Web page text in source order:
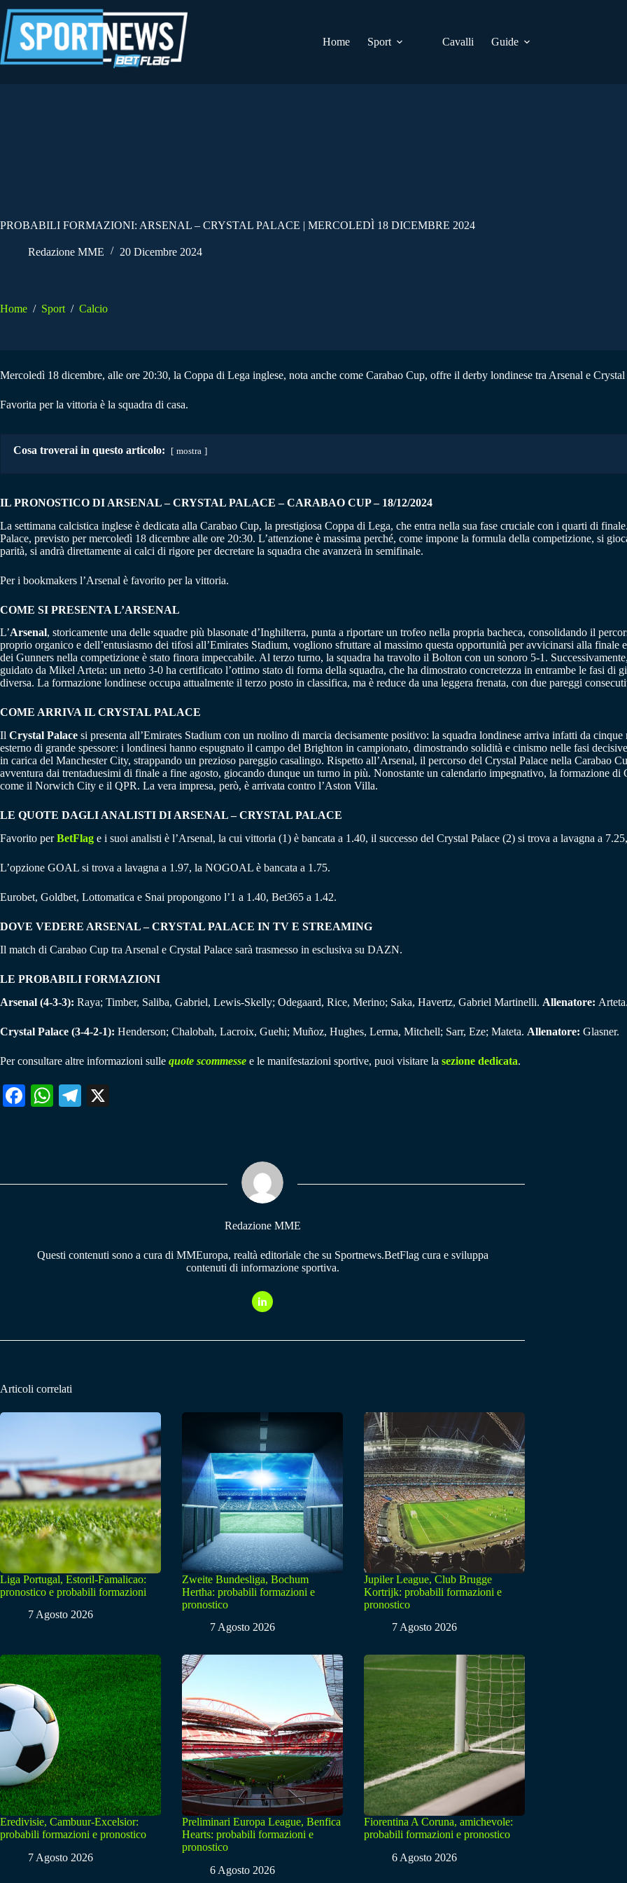
al
contenuto
Home
Sport Cavalli Guide
PROBABILI FORMAZIONI: ARSENAL – CRYSTAL PALACE | MERCOLEDÌ 18 DICEMBRE 2024
Redazione MME 20 Dicembre 2024
Home / Sport / Calcio
Mercoledì 18 dicembre, alle ore 20:30, la Coppa di Lega inglese, nota anche come Carabao Cup, offre il derby londinese tra Arsenal e
Favorita per la vittoria è la squadra di casa.
Cosa troverai in questo articolo: mostra
IL PRONOSTICO DI ARSENAL – CRYSTAL PALACE–CARABAO CUP – 18/12/2024
La settimana calcistica inglese è dedicata alla Carabao Cup, la prestigiosa Coppa di Lega, che entra nella sua fase cruciale con i quarti di
Palace, previsto per mercoledì 18 dicembre alle ore 20:30. L’attenzione è massima perché, come impone la formula della competizione, si
parità, si andrà direttamente ai calci di rigore per decretare la squadra che avanzerà in semifinale.
Per i bookmakers l’Arsenal è favorito per la vittoria.
COME SI PRESENTA L’ARSENAL
L’Arsenal, storicamente una delle squadre più blasonate d’Inghilterra, punta a riportare un trofeo nella propria bacheca, consolidando il
proprio organico e dell’entusiasmo dei tifosi all’Emirates Stadium, vogliono sfruttare al massimo questa opportunità per avvicinarsi alla
dei Gunners nella competizione è stato finora impeccabile. Al terzo turno, la squadra ha travolto il Bolton con un sonoro 5-1.
guidato da Mikel Arteta: un netto 3-0 ha certificato l’ottimo stato di forma della squadra, che ha dimostrato concretezza in entrambe le fasi di
diversa. La formazione londinese occupa attualmente il terzo posto in classifica, ma è reduce da una leggera frenata, con due pareggi
COME ARRIVA IL CRYSTAL PALACE
Il Crystal Palace si presenta all’Emirates Stadium con un ruolino di marcia decisamente positivo: la squadra londinese arriva infatti da
esterno di grande spessore: i londinesi hanno espugnato il campo del Brighton in campionato, dimostrando solidità e cinismo nelle fasi
in carica del Manchester City, strappando un prezioso pareggio casalingo. Rispetto all’Arsenal, il percorso del Crystal Palace nella Carabao
avventura dai trentaduesimi di finale a fine agosto, giocando dunque un turno in più. Nonostante un calendario impegnativo, la formazione
come il Norwich City e il QPR. La vera impresa, però, è arrivata contro l’Aston Villa.
LE QUOTE DAGLI ANALISTI DI ARSENAL – CRYSTAL PALACE
Favorito perBetFlag e i suoi analisti è l’Arsenal, la cui vittoria (1) è bancata a 1.40, il successo del Crystal Palace (2) si trova a lavagna a
L’opzione GOAL si trova a lavagna a 1.97, la NOGOAL è bancata a 1.75.
Eurobet, Goldbet, Lottomatica e Snai propongono l’1 a 1.40, Bet365 a 1.42.
DOVE VEDERE ARSENAL – CRYSTAL PALACE IN TV E STREAMING
Il match di Carabao Cup tra Arsenal e Crystal Palace sarà trasmesso in esclusiva su DAZN.
LE PROBABILI FORMAZIONI
Arsenal (4-3-3): Raya; Timber, Saliba, Gabriel, Lewis-Skelly; Odegaard, Rice, Merino; Saka, Havertz, Gabriel Martinelli. Allenatore:
Crystal Palace (3-4-2-1): Henderson; Chalobah, Lacroix, Guehi; Muñoz, Hughes, Lerma, Mitchell; Sarr, Eze; Mateta. Allenatore: Glasner.
Per consultare altre informazioni sulle quote scommesse e le manifestazioni sportive, puoi visitare la sezione dedicata.
Fa W
pp
Te
m
Redazione MME
Questi contenuti sono a cura di MMEuropa, realtà editoriale che su Sportnews.BetFlag cura e sviluppa
contenuti di informazione sportiva.
Articoli correlati
Liga Portugal, Estoril-Famalicao:
pronostico e probabili formazioni
7 Agosto 2026
Zweite Bundesliga, Bochum
Hertha: probabili formazioni e
pronostico
7 Agosto 2026
Jupiler League, Club Brugge
Kortrijk: probabili formazioni e
pronostico
7 Agosto 2026
Eredivisie, Cambuur-Excelsior:
probabili formazioni e pronostico
7 Agosto 2026
Preliminari Europa League, Benfica
Hearts: probabili formazioni e
pronostico
6 Agosto 2026
Fiorentina A Coruna, amichevole:
probabili formazioni e pronostico
6 Agosto 2026